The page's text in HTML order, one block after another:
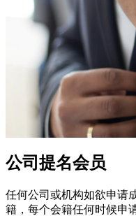
公司提名会员
任何公司或机构如欲申请
籍，每个会籍任何时候申